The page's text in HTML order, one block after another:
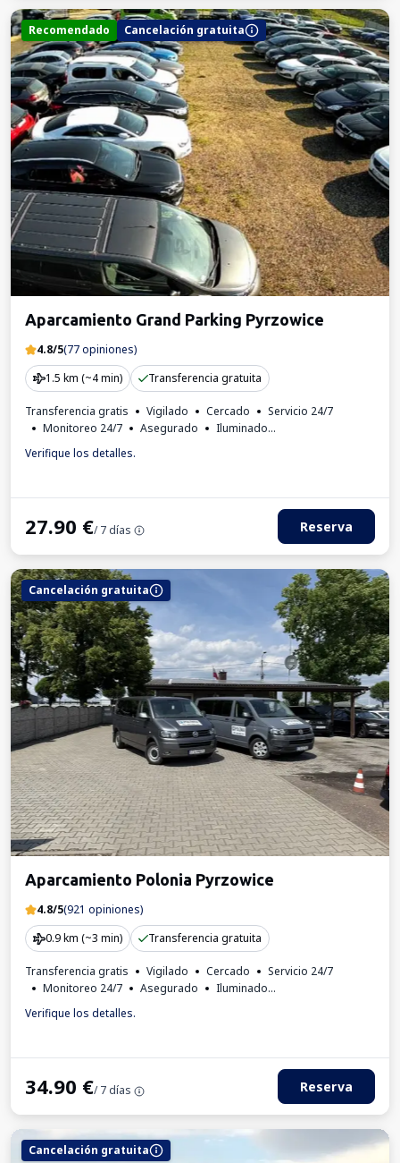
Recomendado Cancelación gratuita
Aparcamiento Grand Parking Pyrzowice
4.8/5(77 opiniones)
1.5 km (~4 min)
Transferencia gratuita
Transferencia gratis Vigilado Cercado
Servicio 24/7
Monitoreo 24/7
Asegurado
Iluminado
Lugares para autobuses
Verifique los detalles.
27.90 €/ 7 días Reserva
Cancelación gratuita
Aparcamiento Polonia Pyrzowice
4.8/5(921 opiniones)
0.9 km (~3 min)
Transferencia gratuita
Transferencia gratis Vigilado Cercado
Servicio 24/7
Monitoreo 24/7
Asegurado
Iluminado
Lugares para autobuses
Verifique los detalles.
34.90 €/ 7 días Reserva
Cancelación gratuita